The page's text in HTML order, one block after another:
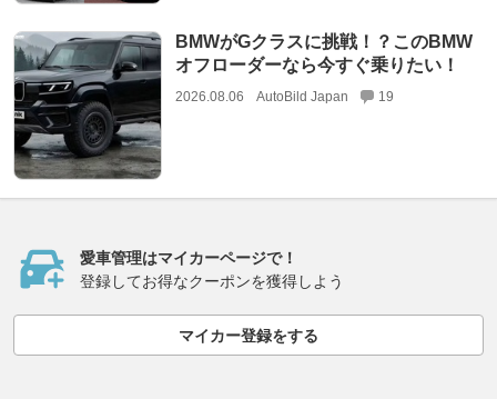
BMWがGクラスに挑戦！？このBMW
オフローダーなら今すぐ乗りたい！
2026.08.06 AutoBild Japan 19
愛車管理はマイカーページで！
登録してお得なクーポンを獲得しよう
マイカー登録をする